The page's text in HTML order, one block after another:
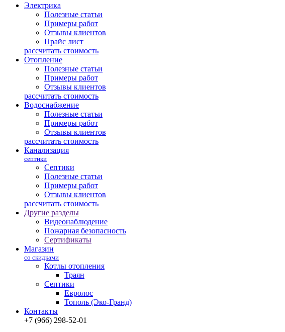
Электрика
Полезные статьи
Примеры работ
Отзывы клиентов
Прайс лист
рассчитать стоимость
Отопление
Полезные статьи
Примеры работ
Отзывы клиентов
рассчитать стоимость
Водоснабжение
Полезные статьи
Примеры работ
Отзывы клиентов
рассчитать стоимость
Канализация
септики
Септики
Полезные статьи
Примеры работ
Отзывы клиентов
рассчитать стоимость
Другие разделы
Видеонаблюдение
Пожарная безопасность
Сертификаты
Магазин
со скидками
Котлы отопления
Траян
Септики
Евролос
Тополь (Эко-Гранд)
Контакты
+7 (966) 298-52-01